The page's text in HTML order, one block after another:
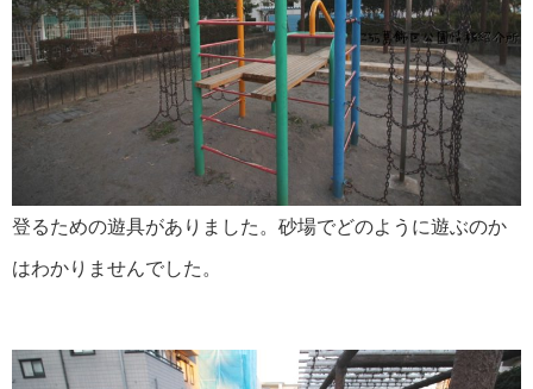
登るための遊具がありました。砂場でどのように遊ぶのか
はわかりませんでした。